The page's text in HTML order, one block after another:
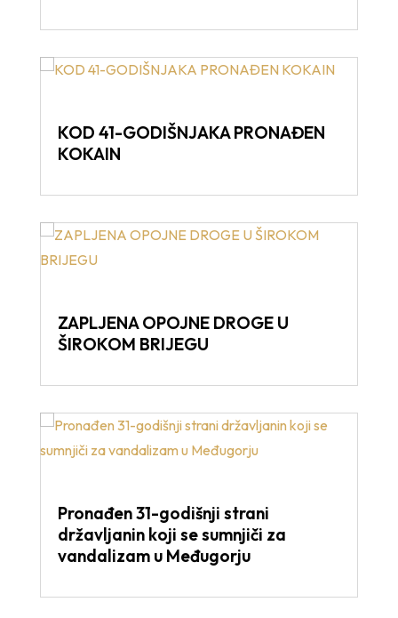
KOD 41-GODIŠNJAKA PRONAĐEN
KOKAIN
ZAPLJENA OPOJNE DROGE U
ŠIROKOM BRIJEGU
Pronađen 31-godišnji strani
državljanin koji se sumnjiči za
vandalizam u Međugorju